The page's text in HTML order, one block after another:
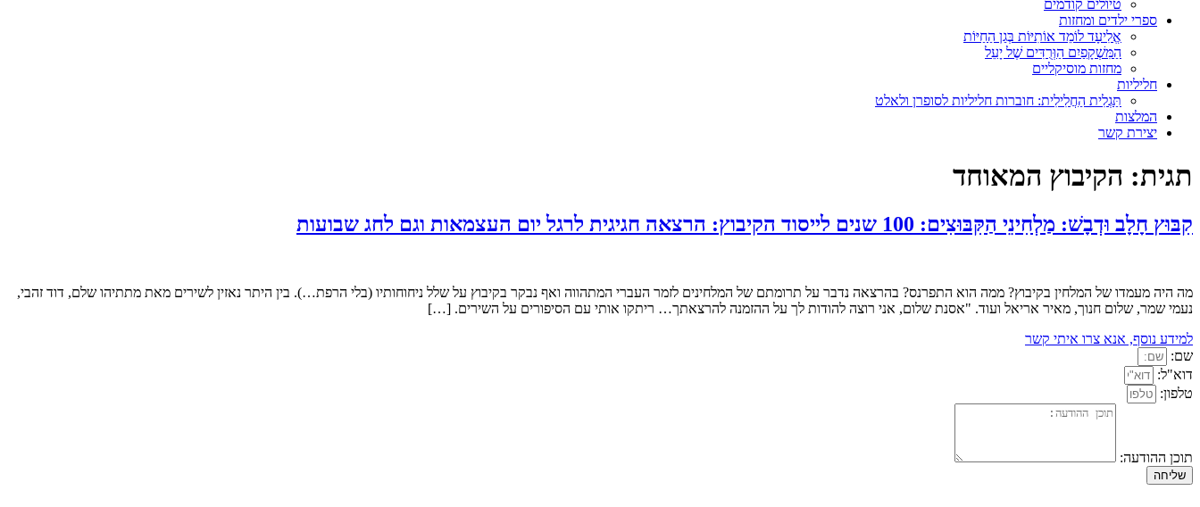
טיולים קודמים
ספרי ילדים ומחזות
אֱלִיעָד לוֹמֵד אוֹתִיּוֹת בְּגַן הַחַיּוֹת
הַמִּשְׁקָפַיִם הַוְּרֻדִּים שֶׁל יָעֵל
מחזות מוסיקליים
חליליות
תַּגְלִית הַחֲלִילִית: חוברות חליליות לסופרן ולאלט
המלצות
יצירת קשר
תגית: הקיבוץ המאוחד
קִבּוּץ חָלָב וּדְבָשׁ: מַלְחִינֵי הַקִּבּוּצִים: 100 שנים לייסוד הקיבוץ: הרצאה חגיגית לרגל יום העצמאות וגם לחג שבועות
מה היה מעמדו של המלחין בקיבוץ? ממה הוא התפרנס? בהרצאה נדבר על תרומתם של המלחינים לזמר העברי המתהווה ואף נבקר בקיבוץ על שלל ניחוחותיו (בלי הרפת…). בין היתר נאזין לשירים מאת מתתיהו שלם, דוד זהבי,
נעמי שמר, שלום חנוך, מאיר אריאל ועוד. "אסנת שלום, אני רוצה להודות לך על ההזמנה להרצאתך… ריתקו אותי עם הסיפורים על השירים. […]
למידע נוסף, אנא צרו איתי קשר
שם:
דוא"ל:
טלפון:
תוכן ההודעה:
שליחה